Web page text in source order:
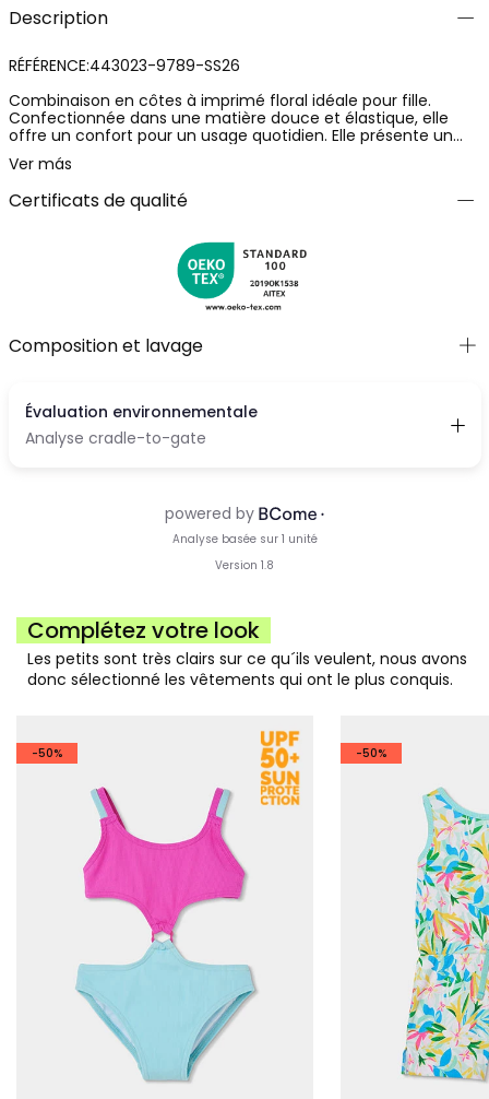
Description
RÉFÉRENCE:443023-9789-SS26
Combinaison en côtes à imprimé floral idéale pour fille.
Confectionnée dans une matière douce et élastique, elle
offre un confort pour un usage quotidien. Elle présente un
vibrant imprimé floral multicolore sur fond bleu clair, avec
des détails dans des tons bleus, jaunes et roses. Le design
inclut des bretelles et un cordon à la taille qui assure un
ajustement parfait. Convient aux âges de 2 ans à 14 ans.
Ver más
Certificats de qualité
Composition et lavage
Complétez votre look
Les petits sont très clairs sur ce qu´ils veulent, nous avons
donc sélectionné les vêtements qui ont le plus conquis.
-50% -50%